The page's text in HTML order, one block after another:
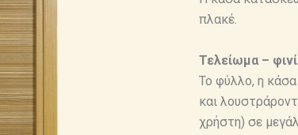
πλακέ.
Τελείωμα –
Το φύλλο, η
και
χρήστη) σε